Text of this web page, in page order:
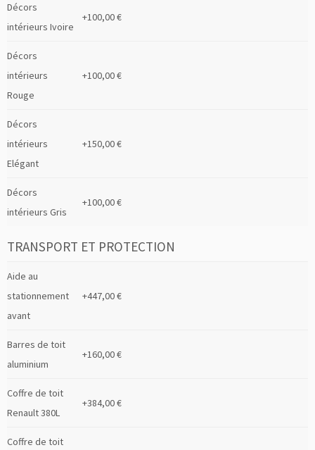
Décors
intérieurs Ivoire
+100,00 €
Décors
intérieurs
Rouge
+100,00 €
Décors
intérieurs
Elégant
+150,00 €
Décors
intérieurs Gris
+100,00 €
TRANSPORT ET PROTECTION
Aide au
stationnement
avant
+447,00 €
Barres de toit
aluminium
+160,00 €
Coffre de toit
Renault 380L
+384,00 €
Coffre de toit